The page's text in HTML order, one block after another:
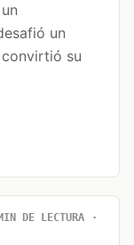
un
su
DE LECTURA